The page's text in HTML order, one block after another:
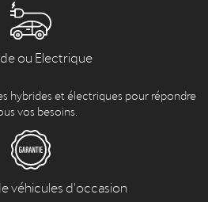
ou Electrique
hybrides et électriques pour répondre
vos besoins.
véhicules d'occasion